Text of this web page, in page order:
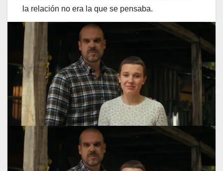
la relación no era la que se pensaba.